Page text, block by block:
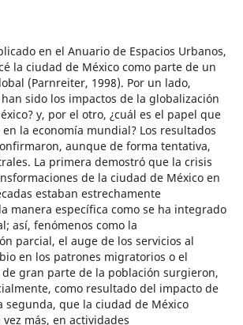
en el Anuario de Espacios Urbanos,
la ciudad de México como parte de un
(Parnreiter, 1998). Por un lado,
sido los impactos de la globalización
y, por el otro, ¿cuál es el papel que
en la economía mundial? Los resultados
aunque de forma tentativa,
La primera demostró que la crisis
de la ciudad de México en
estaban estrechamente
manera específica como se ha integrado
así, fenómenos como la
parcial, el auge de los servicios al
en los patrones migratorios o el
gran parte de la población surgieron,
como resultado del impacto de
segunda, que la ciudad de México
más, en actividades